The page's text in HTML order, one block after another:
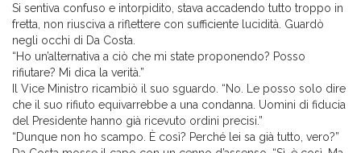
Si sentiva confuso e intorpidito, stava accadendo tutto troppo in
fretta, non riusciva a riflettere con sufficiente lucidità. Guardò
negli occhi di Da Costa.
“Ho un’alternativa a ciò che mi state proponendo? Posso
rifiutare? Mi dica la verità.”
Il Vice Ministro ricambiò il suo sguardo. “No. Le posso solo dire
che il suo rifiuto equivarrebbe a una condanna. Uomini di fiducia
del Presidente hanno già ricevuto ordini precisi.”
“Dunque non ho scampo. È così? Perché lei sa già tutto, vero?”